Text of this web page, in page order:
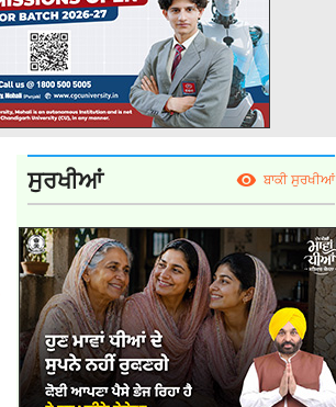
ਸੁਰਖੀਆਂ ਬਾਕੀ ਸੁਰਖੀਆਂ